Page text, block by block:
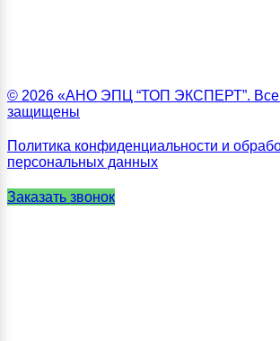
© 2026 «АНО ЭПЦ “ТОП ЭКСПЕРТ”. Все
защищены
Политика конфиденциальности и
персональных данных
Заказать звонок